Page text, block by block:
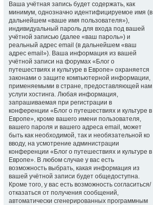
Ваша учётная запись будет содержать, как
минимум, однозначно идентифицируемое имя (в
дальнейшем «ваше имя пользователя»),
индивидуальный пароль для входа под вашей
учётной записью (далее «ваш пароль») и
реальный адрес email (в дальнейшем «ваш
адрес email»). Ваша информация из вашей
учётной записи на форумах «Блог о
путешествиях и культуре в Европе» охраняется
законами о защите компьютерной информации,
применяемыми в стране, предоставляющей нам
услуги хостинга. Любая информация,
запрашиваемая при регистрации в
конференции «Блог о путешествиях и культуре в
Европе», кроме вашего имени пользователя,
вашего пароля и вашего адреса email, может
быть как необходимой, так и необязательной ко
вводу, на усмотрение администрации
конференции «Блог о путешествиях и культуре в
Европе». В любом случае у вас есть
возможность выбрать, какая информация из
вашей учётной записи будет общедоступна.
Кроме того, у вас есть возможность согласиться/
отказаться от получения сообщений,
автоматически сгенерированных программным